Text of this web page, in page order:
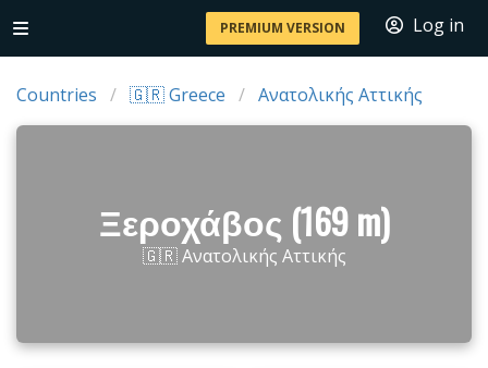
PREMIUM VERSION Log in
Countries 🇬🇷 Greece Ανατολικής Αττικής
Ξεροχάβος (169 m)
🇬🇷 Ανατολικής Αττικής